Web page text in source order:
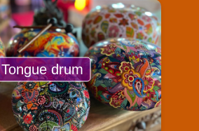
Tongue drum